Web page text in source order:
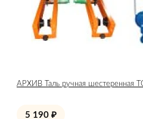
АРХИВ Таль ручная шестеренная
5 190 ₽